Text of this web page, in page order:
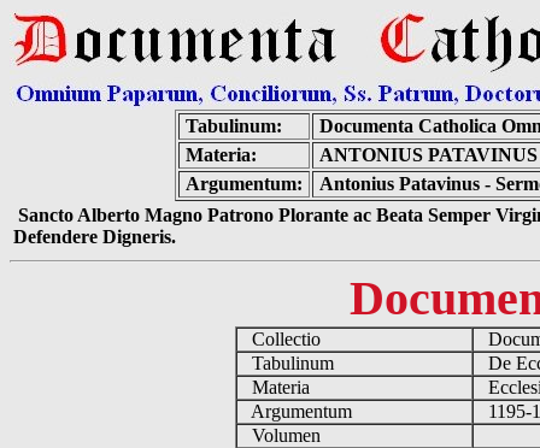
Tabulinum:
Documenta Catholica
Materia:
ANTONIUS
Argumentum:
Antonius Patavinus -
Sancto Alberto Magno Patrono Plorante ac Beata Semper
Defendere Digneris.
Collectio
Tabulinum
De
Materia
Argumentum
1195-
Volumen